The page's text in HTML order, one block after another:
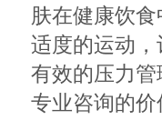
肤在健康饮
适度的运动
有效的压力
专业咨询的